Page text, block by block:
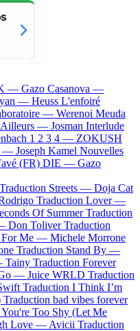
— Gazo Casanova —
— Heuss L'enfoiré
— Werenoi Meuda
Ailleurs — Josman Interlude
1 2 3 4 — ZOKUSH
— Joseph Kamel Nouvelles
(FR) DIE — Gazo
Traduction Streets — Doja Cat
Traduction Lover —
Of Summer Traduction
Don Toliver Traduction
For Me — Michele Morrone
Traduction Stand By —
Tainy Traduction Forever
— Juice WRLD Traduction
Traduction I Think I’m
Traduction bad vibes forever
Too Shy (Let Me
Love — Avicii Traduction